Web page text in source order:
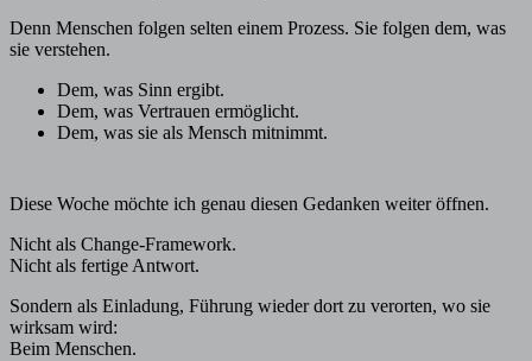
Denn Menschen folgen selten einem Prozess. Sie folgen dem, was
sie verstehen.
Dem, was Sinn ergibt.
Dem, was Vertrauen ermöglicht.
Dem, was sie als Mensch mitnimmt.
Diese Woche möchte ich genau diesen Gedanken weiter öffnen.
Nicht als Change-Framework.
Nicht als fertige Antwort.
Sondern als Einladung, Führung wieder dort zu verorten, wo sie
wirksam wird:
Beim Menschen.